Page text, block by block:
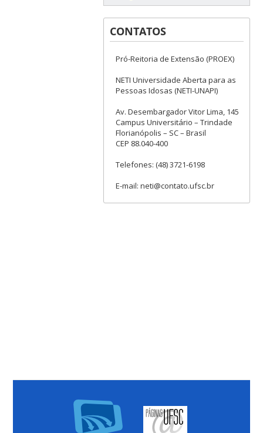
CONTATOS
Pró-Reitoria de Extensão (PROEX)
NETI Universidade Aberta para as
Pessoas Idosas (NETI-UNAPI)
Av. Desembargador Vitor Lima, 145
Campus Universitário – Trindade
Florianópolis – SC – Brasil
CEP 88.040-400
Telefones: (48) 3721-6198
E-mail: neti@contato.ufsc.br